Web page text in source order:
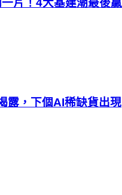
片！4大基建潮最後贏
露，下個AI稀缺貨出現